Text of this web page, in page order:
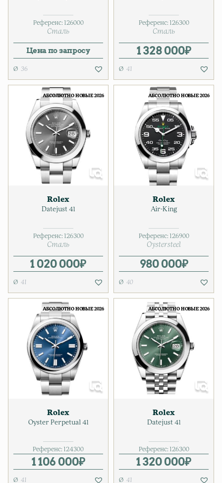
Референс: 126000
Сталь
Цена по запросу
36
Референс: 126300
Сталь
1 328 000₽
41
АБСОЛЮТНО НОВЫЕ 2026
Rolex
Datejust 41
Референс: 126300
Сталь
1 020 000₽
41
АБСОЛЮТНО НОВЫЕ 2026
Rolex
Air-King
Референс: 126900
Oystersteel
980 000₽
40
АБСОЛЮТНО НОВЫЕ 2026
Rolex
Oyster Perpetual 41
Референс: 124300
1 106 000₽
41
АБСОЛЮТНО НОВЫЕ 2026
Rolex
Datejust 41
Референс: 126300
1 320 000₽
41